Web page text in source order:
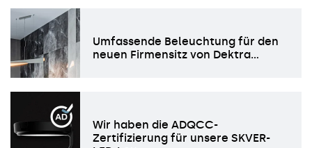
Umfassende Beleuchtung für den
neuen Firmensitz von Dektra…
Wir haben die ADQCC-
Zertifizierung für unsere SKVER-